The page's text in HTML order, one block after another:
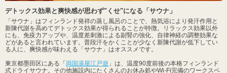
デトックス効果と爽快感が思わず"くせ"になる「サウナ」
「サウナ」はフィンランド発祥の蒸し風呂のことで、熱気浴により発汗作用と
新陳代謝を高めてデトックス効果が得られることが特徴。リラックス効果以外
にも、免疫力アップや、温度差刺激による副腎の強化、自律神経の調整効果な
どがあると言われています。普段汗をかくことが少なく新陳代謝が低下してい
る人に、爽快感が味わえる「サウナ」はオススメです。
東京都墨田区にある「 両国湯屋江戸遊 」は、温度90度前後の本格フィンランド
式ドライサウナ。その他施設内にたくさんのお休み処やWi-Fi完備のワークスペ